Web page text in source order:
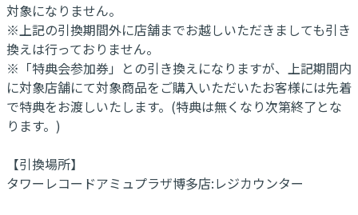
対象になりません。
※上記の引換期間外に店舗までお越しいただきましても引き
換えは行っておりません。
※「特典会参加券」との引き換えになりますが、上記期間内
に対象店舗にて対象商品をご購入いただいたお客様には先着
で特典をお渡しいたします。(特典は無くなり次第終了とな
ります。)
【引換場所】
タワーレコードアミュプラザ博多店:レジカウンター